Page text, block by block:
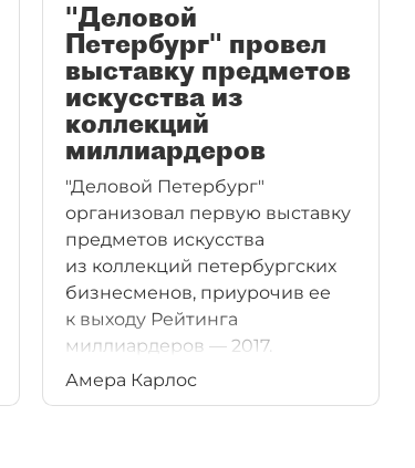
"Деловой
Петербург" провел
выставку предметов
искусства из
коллекций
миллиардеров
"Деловой Петербург"
организовал первую выставку
предметов искусства
из коллекций петербургских
бизнесменов, приурочив ее
к выходу Рейтинга
миллиардеров — 2017.
Амера Карлос